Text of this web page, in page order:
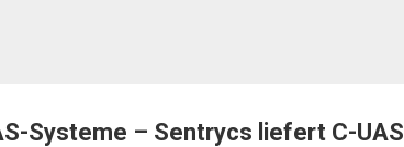
Systeme – Sentrycs liefert C-UAS